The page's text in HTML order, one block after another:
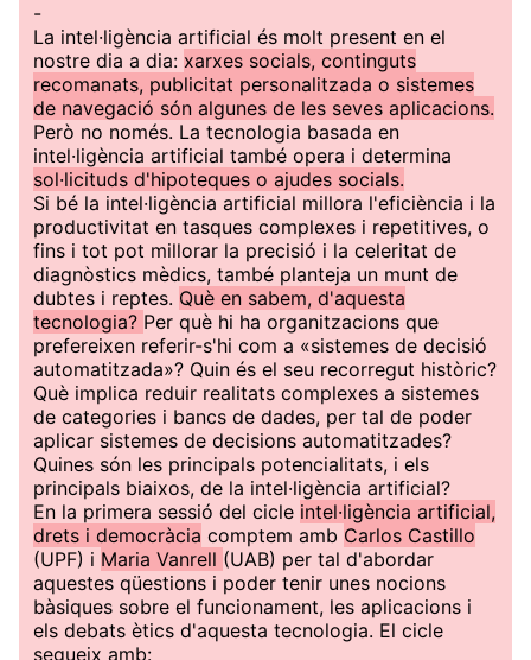
-
La intel·ligència artificial és molt present en el
nostre dia a dia: xarxes socials, continguts
recomanats, publicitat personalitzada o sistemes
de navegació són algunes de les seves aplicacions.
Però no només. La tecnologia basada en
intel·ligència artificial també opera i determina
sol·licituds d'hipoteques o ajudes socials.
Si bé la intel·ligència artificial millora l'eficiència i la
productivitat en tasques complexes i repetitives, o
fins i tot pot millorar la precisió i la celeritat de
diagnòstics mèdics, també planteja un munt de
dubtes i reptes. Què en sabem, d'aquesta
tecnologia? Per què hi ha organitzacions que
prefereixen referir-s'hi com a «sistemes de decisió
automatitzada»? Quin és el seu recorregut històric?
Què implica reduir realitats complexes a sistemes
de categories i bancs de dades, per tal de poder
aplicar sistemes de decisions automatitzades?
Quines són les principals potencialitats, i els
principals biaixos, de la intel·ligència artificial?
En la primera sessió del cicle intel·ligència artificial,
drets i democràcia comptem amb Carlos Castillo
(UPF) i Maria Vanrell (UAB) per tal d'abordar
aquestes qüestions i poder tenir unes nocions
bàsiques sobre el funcionament, les aplicacions i
els debats ètics d'aquesta tecnologia. El cicle
segueix amb: